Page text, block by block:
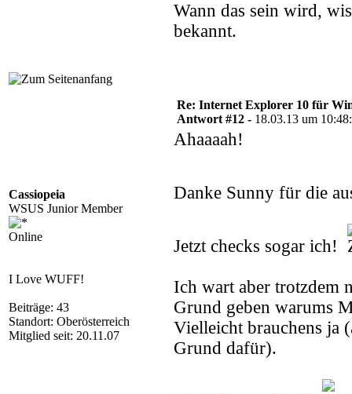
Wann das sein wird,
bekannt.
Cassiopeia
WSUS Junior Member
Online
I Love WUFF!
Beiträge: 43
Standort: Oberösterreich
Mitglied seit: 20.11.07
Re: Internet Explorer 10 für
Antwort #12 - 18.03.13 um
Ahaaaah!
Danke Sunny für die
Jetzt checks sogar ich!
Ich wart aber trotzdem
Grund geben warums
Vielleicht brauchens ja
Grund dafür).